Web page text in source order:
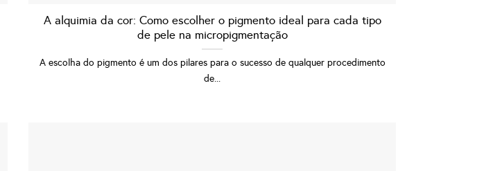
A alquimia da cor: Como escolher o pigmento ideal para cada tipo
de pele na micropigmentação
A escolha do pigmento é um dos pilares para o sucesso de qualquer procedimento
de...